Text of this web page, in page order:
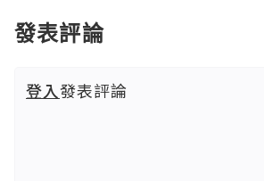
發表評論
登入發表評論